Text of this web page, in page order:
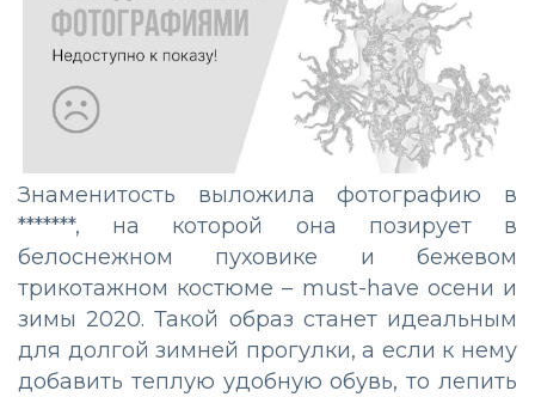
Знаменитость выложила фотографию в
*******, на которой она позирует в
белоснежном пуховике и бежевом
трикотажном костюме – must-have осени и
зимы 2020. Такой образ станет идеальным
для долгой зимней прогулки, а если к нему
добавить теплую удобную обувь, то лепить